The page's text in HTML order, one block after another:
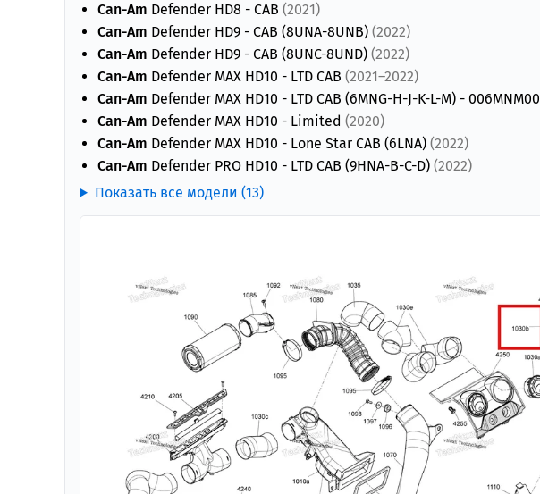
Can-Am Defender HD8 - CAB (2021)
Can-Am Defender HD9 - CAB (8UNA-8UNB) (2022)
Can-Am Defender HD9 - CAB (8UNC-8UND) (2022)
Can-Am Defender MAX HD10 - LTD CAB (2021–2022)
Can-Am Defender MAX HD10 - LTD CAB (6MNG-H-J-K-L-M) - 006MNM00
Can-Am Defender MAX HD10 - Limited (2020)
Can-Am Defender MAX HD10 - Lone Star CAB (6LNA) (2022)
Can-Am Defender PRO HD10 - LTD CAB (9HNA-B-C-D) (2022)
Показать все модели (13)